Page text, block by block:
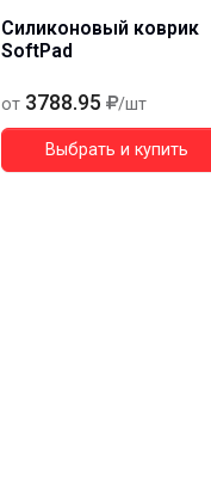
Силиконовый коврик
SoftPad
от 3788.95 /шт
Выбрать и купить